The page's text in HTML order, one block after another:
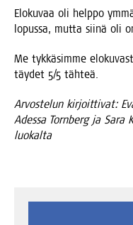
Elo­ku­vaa oli help­po
lopus­sa, mut­ta sii­nä oli
Me tyk­kä­sim­me
täy­det 5/5 tähteä.
Arvos­te­lun kir­joit­ti­vat:
Ades­sa Torn­berg ja Sara
luokalta